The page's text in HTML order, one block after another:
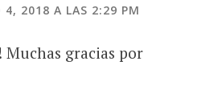
4, 2018 A LAS 2:29 PM
Muchas gracias por